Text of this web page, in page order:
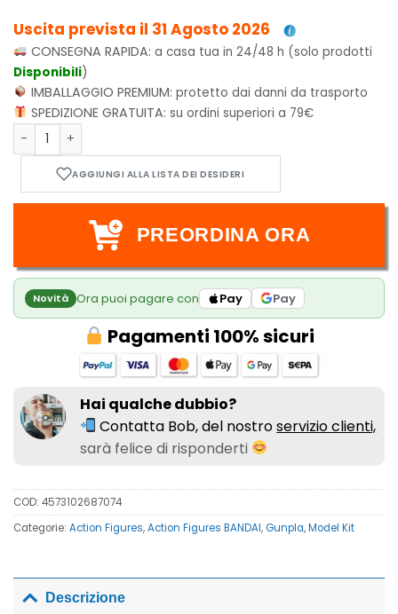
Uscita prevista il 31 Agosto 2026
CONSEGNA RAPIDA:a casa tua in 24/48 h (solo prodotti
Disponibili)
IMBALLAGGIO PREMIUM:protetto dai danni da trasporto
SPEDIZIONE GRATUITA:su ordini superiori a 79€
Master Grade - Gundam Barbatos Lupus Model Kit 1/100 -
PREORDINA ORA
Novità Ora puoi pagare con Pay Pay
Pagamenti 100% sicuri
Hai qualche dubbio?
Contatta Bob, del nostroservizio clienti,
sarà felice di risponderti
COD: 4573102687074
Categorie: Action Figures,Action Figures BANDAI, Gunpla,Model Kit
Descrizione